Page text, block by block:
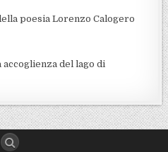
poesia Lorenzo Calogero
del lago di